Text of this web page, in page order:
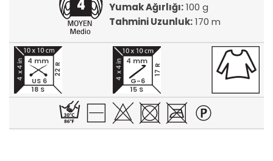
Yumak Ağırlığı:100 g
Tahmini Uzunluk:170 m
18 S
22 R
4 mm
US 6
15 S
17 R
4 mm
G-6